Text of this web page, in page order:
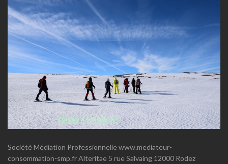
Société Médiation Professionnelle www.mediateur-
consommation-smp.fr Alteritae 5 rue Salvaing 12000 Rodez